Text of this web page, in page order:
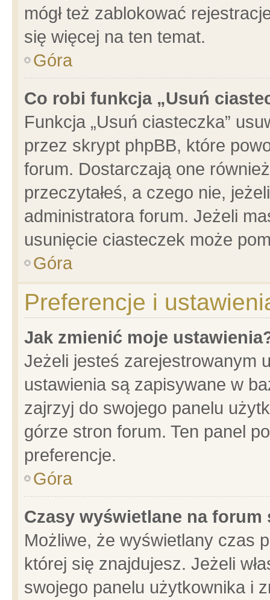
mógł też zablokować
się więcej na ten temat.
Góra
Co robi funkcja „Usuń
Funkcja „Usuń ciasteczka”
przez skrypt phpBB, które
forum. Dostarczają one
przeczytałeś, a czego nie,
administratora forum. Jeżeli
usunięcie ciasteczek może
Góra
Preferencje i
Jak zmienić moje
Jeżeli jesteś zarejestrowanym
ustawienia są zapisywane w
zajrzyj do swojego panelu
górze stron forum. Ten panel
preferencje.
Góra
Czasy wyświetlane na forum
Możliwe, że wyświetlany czas
której się znajdujesz. Jeżeli
swojego panelu użytkownika i